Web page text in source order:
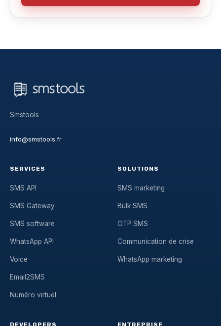
Smstools
info@smstools.fr
SERVICES
SMS API
SMS Gateway
SMS software
WhatsApp API
Voice
Email2SMS
Numéro virtuel
SOLUTIONS
SMS marketing
Bulk SMS
OTP SMS
Communication de crise
WhatsApp marketing
DEVELOPERS ENTREPRISE